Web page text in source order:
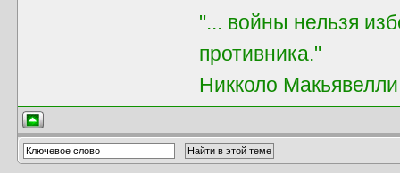
"... войны нельзя
противника."
Никколо Макьявелли